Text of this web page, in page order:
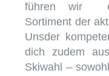
führen wir
Sortiment der
Unsder
dich zudem
Skiwahl –